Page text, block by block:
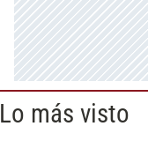
Lo más visto